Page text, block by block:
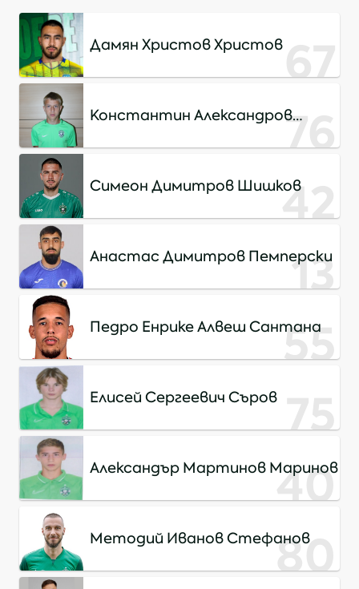
Дамян Христов Христов67
Константин Александров76
Симеон Димитров Шишков42
Анастас Димитров Пемперски
13
Педро Енрике Алвеш Сантана
55
Елисей Сергеевич Съров 75
Александър Мартинов Маринов
40
Методий Иванов Стефанов
80